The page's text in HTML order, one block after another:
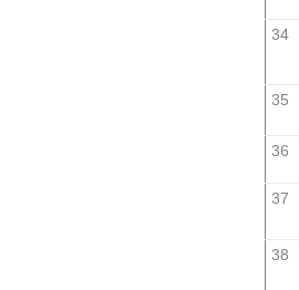
34
35
36
37
38